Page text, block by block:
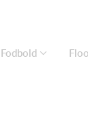
Fodbold